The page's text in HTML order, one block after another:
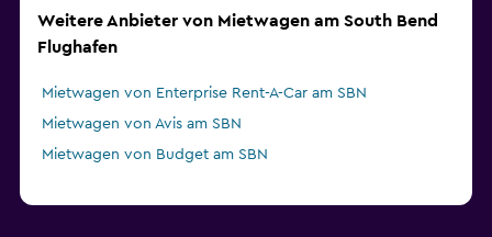
Weitere Anbieter von Mietwagen am South Bend
Flughafen
Mietwagen von Enterprise Rent-A-Car am SBN
Mietwagen von Avis am SBN
Mietwagen von Budget am SBN